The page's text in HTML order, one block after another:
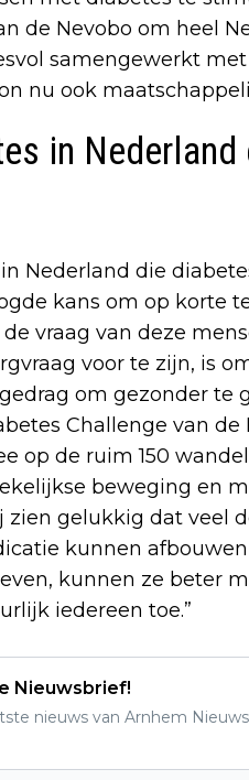
de Nevobo om heel
samengewerkt
nu ook
in
Nederland die
kans om op korte
vraag van deze
voor te zijn, is
om gezonder te
Challenge van de
op de ruim 150
beweging en
zien gelukkig dat veel
kunnen
kunnen ze beter
iedereen toe.”
Nieuwsbrief!
nieuws van Arnhem